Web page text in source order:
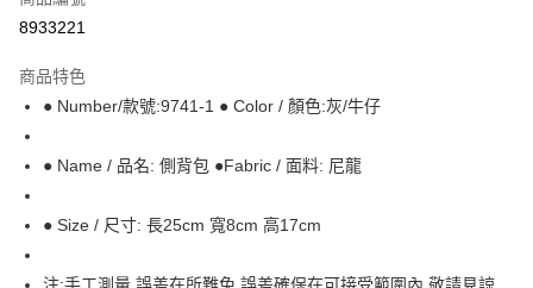
超商取貨付款
運送方式
7-11付款取貨
每筆NT$70，滿NT$699(含以上)免運費
8933221
商品特色
● Number/款號:9741-1 ● Color / 顏色:灰/牛仔
● Name / 品名: 側背包 ●Fabric / 面料: 尼龍
● Size / 尺寸: 長25cm 寬8cm 高17cm